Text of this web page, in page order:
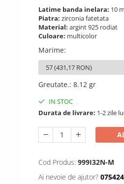
Latime banda inelara: 10
Piatra: zirconia fatetata
Material: argint 925 rodiat
Culoare: multicolor
Marime:
Greutate.: 8.12 gr
IN STOC
Durata de livrare: 1-2 zile
Cod Produs: 999I32N-M
Ai nevoie de ajutor?